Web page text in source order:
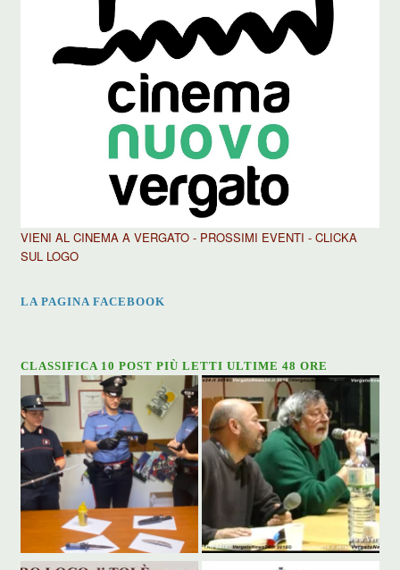
VIENI AL CINEMA A VERGATO - PROSSIMI EVENTI - CLICKA
SUL LOGO
LA PAGINA FACEBOOK
CLASSIFICA 10 POST PIÙ LETTI ULTIME 48 ORE